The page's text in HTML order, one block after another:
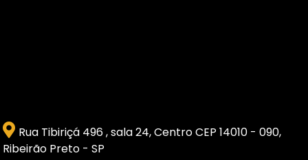
Rua Tibiriçá 496 , sala 24, Centro CEP 14010 - 090,
Ribeirão Preto - SP